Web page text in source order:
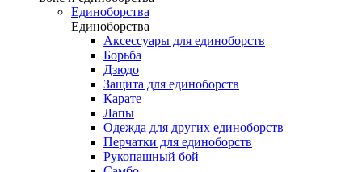
Единоборства
Единоборства
Аксессуары для единоборств
Борьба
Дзюдо
Защита для единоборств
Карате
Лапы
Одежда для других единоборств
Перчатки для единоборств
Рукопашный бой